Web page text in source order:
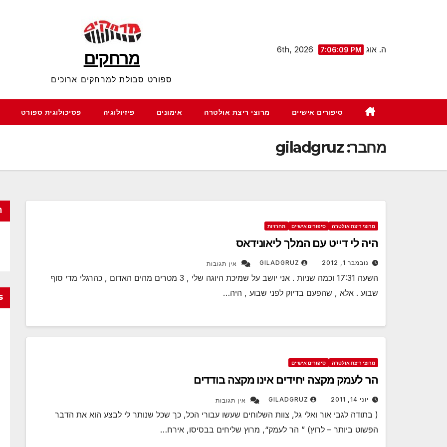
ה. אוג 6th, 2026 7:06:10 PM מרחקים
ספורט סבולת למרחקים ארוכים
סיפורים אישיים מרוצי ריצת אולטרה אימונים פיזיולוגיה פסיכולוגית ספורט
מחבר:giladgruz
מרוצי ריצת אולטרה סיפורים אישיים תחרויות
היה לי דייט עם המלך ליאונידאס
נובמבר 1, 2012 GILADGRUZ אין תגובות
השעה 17:31 וכמה שניות . אני יושב על שמיכת היוגה שלי , 3 מטרים מהים האדום , כהרגלי מדי סוף
שבוע . אלא , שהפעם בדיוק לפני שבוע , היה…
מרוצי ריצת אולטרה סיפורים אישיים
הר לעמק מקצה יחידים אינו מקצה בודדים
יוני 14, 2011 GILADGRUZ אין תגובות
( בתודה לגבי אור ואלי גל, צוות השלוחים שעשו עבורי הכל, כך שכל שנותר לי לבצע הוא את הדבר
הפשוט ביותר – לרוץ) ” הר לעמק“, מרוץ שליחים בבסיסו, אירח…